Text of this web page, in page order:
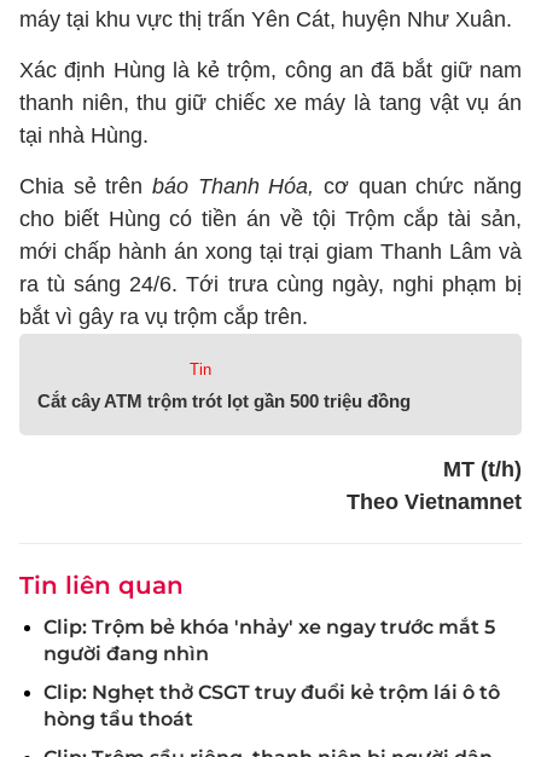
máy tại khu vực thị trấn Yên Cát, huyện Như Xuân.
Xác định Hùng là kẻ trộm, công an đã bắt giữ nam
thanh niên, thu giữ chiếc xe máy là tang vật vụ án
tại nhà Hùng.
Chia sẻ trên báo Thanh Hóa,cơ quan chức năng
cho biết Hùng có tiền án về tội Trộm cắp tài sản,
mới chấp hành án xong tại trại giam Thanh Lâm và
ra tù sáng 24/6. Tới trưa cùng ngày, nghi phạm bị
bắt vì gây ra vụ trộm cắp trên.
Tin
Cắt cây ATM trộm trót lọt gần 500 triệu đồng
MT (t/h)
Theo Vietnamnet
Tin liên quan
Clip: Trộm bẻ khóa 'nhảy' xe ngay trước mắt 5
người đang nhìn
Clip: Nghẹt thở CSGT truy đuổi kẻ trộm lái ô tô
hòng tẩu thoát